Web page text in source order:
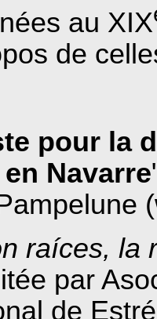
au XIX
de
pour la
Navarre
raíces, la
par
de